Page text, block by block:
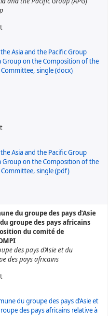
du groupe des pays d’Asie
groupe des pays africains
du comité de
des pays d’Asie et du
des pays africains